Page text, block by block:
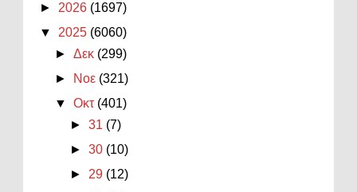
► 2026 (1697)
▼ 2025 (6060)
►Δεκ (299)
►
Νοε (321)
▼Οκτ (401)
►31 (7)
►30 (10)
► 29 (12)